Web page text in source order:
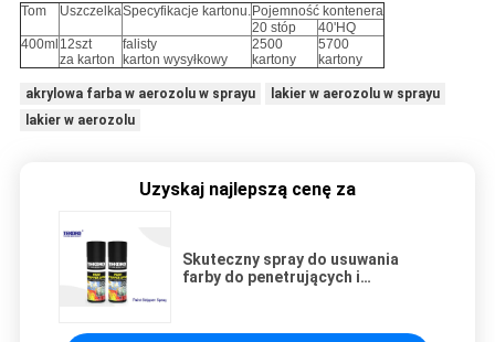
Tom UszczelkaSpecyfikacje kartonu. Pojemność kontenera
20 stóp
40'HQ
400ml 12szt
za karton
falisty
karton wysyłkowy
2500
kartony
5700
kartony
akrylowa farba w aerozolu w sprayu
lakier w aerozolu w sprayu
lakier w aerozolu
Uzyskaj najlepszą cenę za
Skuteczny spray do usuwania
farby do penetrujących i